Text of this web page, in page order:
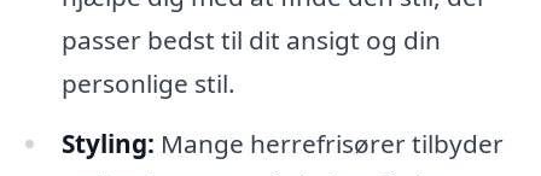
passer bedst til dit ansigt og din
personlige stil.
Styling: Mange herrefrisører tilbyder